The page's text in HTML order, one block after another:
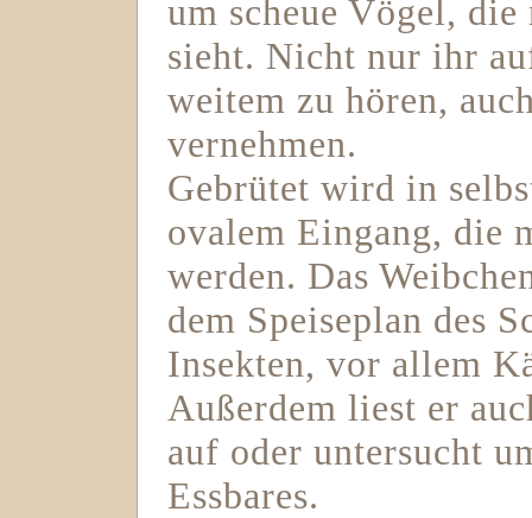
um scheue Vögel,
sieht. Nicht nur ihr
weitem zu hören,
vernehmen.
Gebrütet wird in
ovalem Eingang, die
werden. Das
dem Speiseplan des
Insekten, vor allem
Außerdem liest er
auf oder untersucht
Essbares.